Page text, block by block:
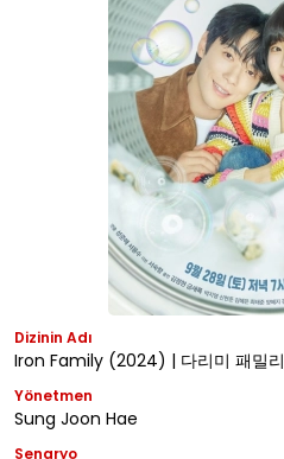
Dizinin Adı
Iron Family (2024) | 다리미 패밀리
Yönetmen
Sung Joon Hae
Senaryo